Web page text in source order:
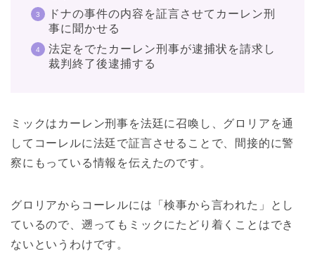
ドナの事件の内容を証言させてカーレン刑
事に聞かせる
法定をでたカーレン刑事が逮捕状を請求し
裁判終了後逮捕する
ミックはカーレン刑事を法廷に召喚し、グロリアを通
してコーレルに法廷で証言させることで、間接的に警
察にもっている情報を伝えたのです。
グロリアからコーレルには「検事から言われた」とし
ているので、遡ってもミックにたどり着くことはでき
ないというわけです。